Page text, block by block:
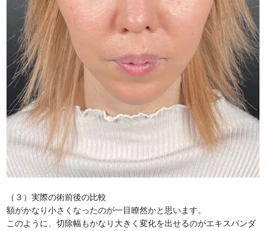
（３）実際の術前後の比較
額がかなり小さくなったのが一目瞭然かと思います。
このように、切除幅もかなり大きく変化を出せるのがエキスパンダ